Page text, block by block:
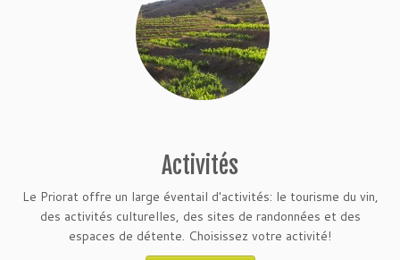
Activités
Le Priorat offre un large éventail d'activités: le tourisme du vin,
des activités culturelles, des sites de randonnées et des
espaces de détente. Choisissez votre activité!